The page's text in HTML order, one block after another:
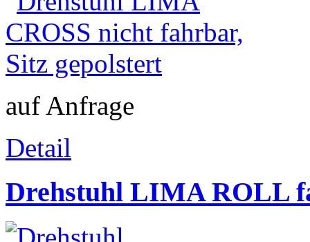
auf Anfrage
Detail
Drehstuhl LIMA ROLL